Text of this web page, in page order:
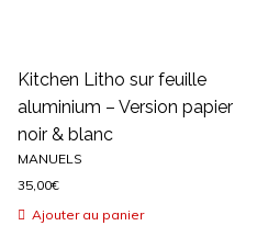
Kitchen Litho sur feuille
aluminium – Version papier
noir & blanc
MANUELS
35,00€
Ajouter au panier